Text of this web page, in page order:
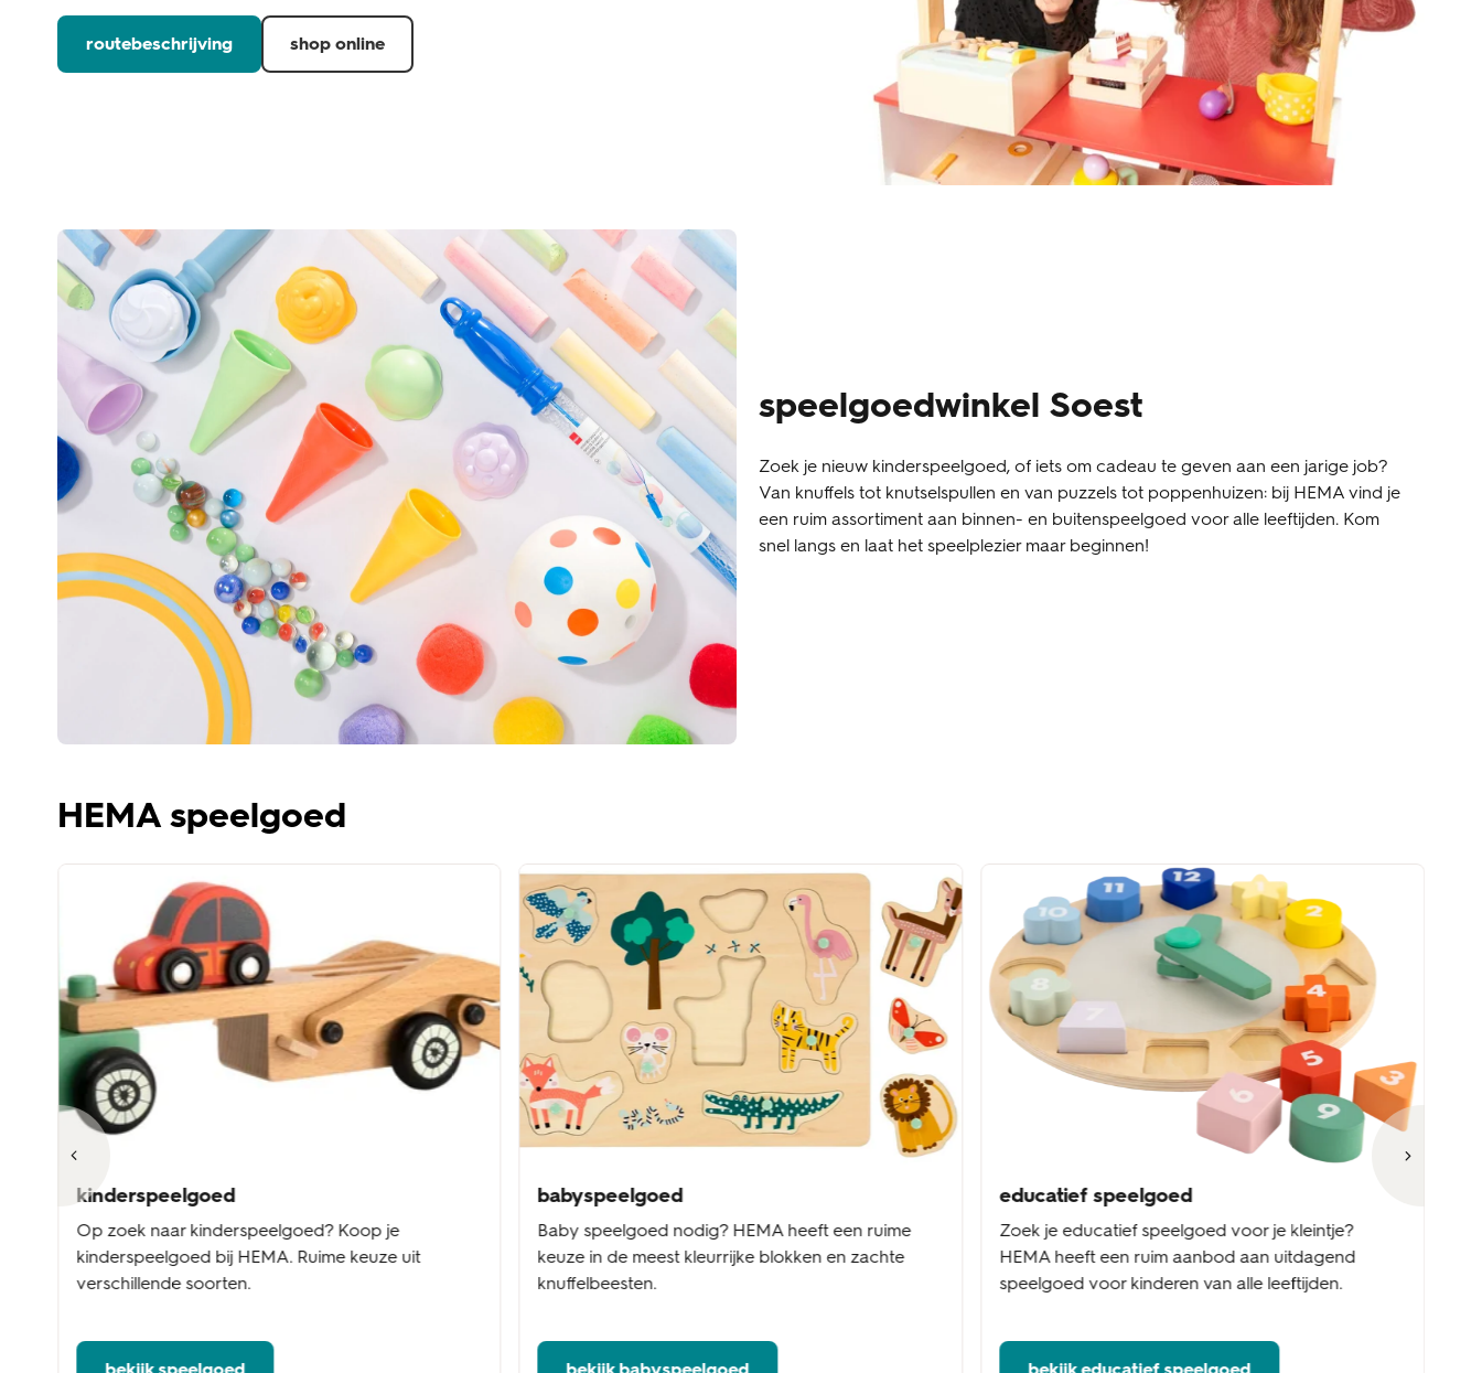
routebeschrijving shop online
speelgoedwinkel Soest
Zoek je nieuw kinderspeelgoed, of iets om cadeau te geven aan een jarige job?
Van knuffels tot knutselspullen en van puzzels tot poppenhuizen: bij HEMA vind je
een ruim assortiment aan binnen- en buitenspeelgoed voor alle leeftijden. Kom
snel langs en laat het speelplezier maar beginnen!
HEMA speelgoed
kinderspeelgoed
Op zoek naar kinderspeelgoed? Koop je
kinderspeelgoed bij HEMA. Ruime keuze uit
verschillende soorten.
bekijk speelgoed
babyspeelgoed
Baby speelgoed nodig? HEMA heeft een ruime
keuze in de meest kleurrijke blokken en zachte
knuffelbeesten.
bekijk babyspeelgoed
educatief speelgoed
Zoek je educatief speelgoed voor je kleintje?
HEMA heeft een ruim aanbod aan uitdagend
speelgoed voor kinderen van alle leeftijden.
bekijk educatief speelgoed